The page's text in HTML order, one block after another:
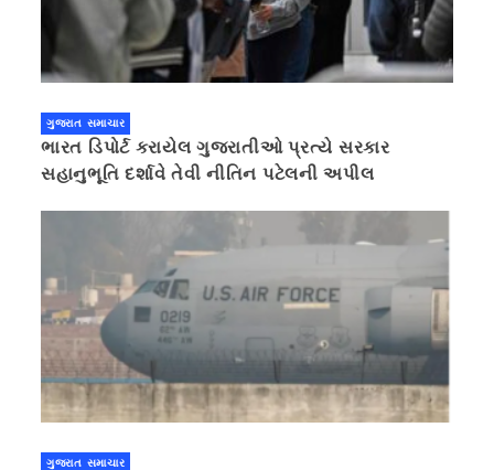
ગુજરાત સમાચાર
ભારત ડિપોર્ટ કરાયેલ ગુજરાતીઓ પ્રત્યે સરકાર
સહાનુભૂતિ દર્શાવે તેવી નીતિન પટેલની અપીલ
ગુજરાત સમાચાર